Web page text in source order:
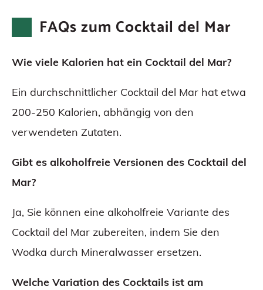
FAQs zum Cocktail del Mar
Wie viele Kalorien hat ein Cocktail del Mar?
Ein durchschnittlicher Cocktail del Mar hat etwa
200-250 Kalorien, abhängig von den
verwendeten Zutaten.
Gibt es alkoholfreie Versionen des Cocktail del
Mar?
Ja, Sie können eine alkoholfreie Variante des
Cocktail del Mar zubereiten, indem Sie den
Wodka durch Mineralwasser ersetzen.
Welche Variation des Cocktails ist am